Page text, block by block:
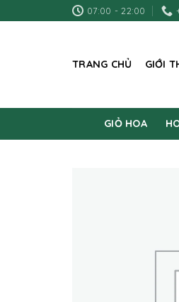
to
07:00 - 22:00
TRANG CHỦ GIỚI
GIỎ HOA